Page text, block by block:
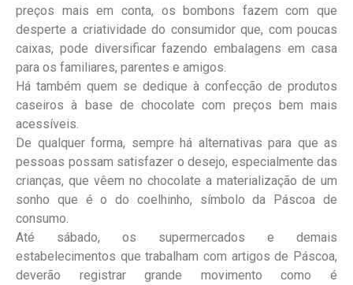
preços mais em conta, os bombons fazem com que
desperte a criatividade do consumidor que, com poucas
caixas, pode diversificar fazendo embalagens em casa
para os familiares, parentes e amigos.
Há também quem se dedique à confecção de produtos
caseiros à base de chocolate com preços bem mais
acessíveis.
De qualquer forma, sempre há alternativas para que as
pessoas possam satisfazer o desejo, especialmente das
crianças, que vêem no chocolate a materialização de um
sonho que é o do coelhinho, símbolo da Páscoa de
consumo.
Até sábado, os supermercados e demais
estabelecimentos que trabalham com artigos de Páscoa,
deverão registrar grande movimento como é